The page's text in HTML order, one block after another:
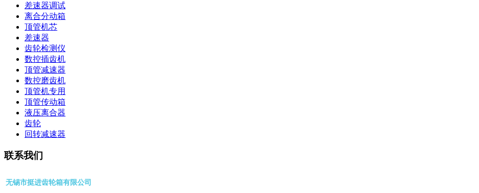
差速器调试
离合分动箱
顶管机芯
差速器
齿轮检测仪
数控插齿机
顶管减速器
数控磨齿机
顶管机专用
顶管传动箱
液压离合器
齿轮
回转减速器
联系我们
无锡市挺进齿轮箱有限公司